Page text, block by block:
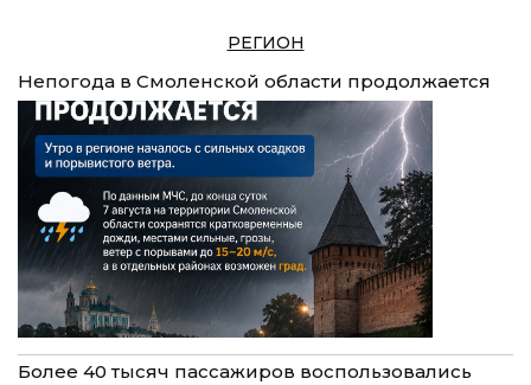
РЕГИОН
Непогода в Смоленской области продолжается
Более 40 тысяч пассажиров воспользовались